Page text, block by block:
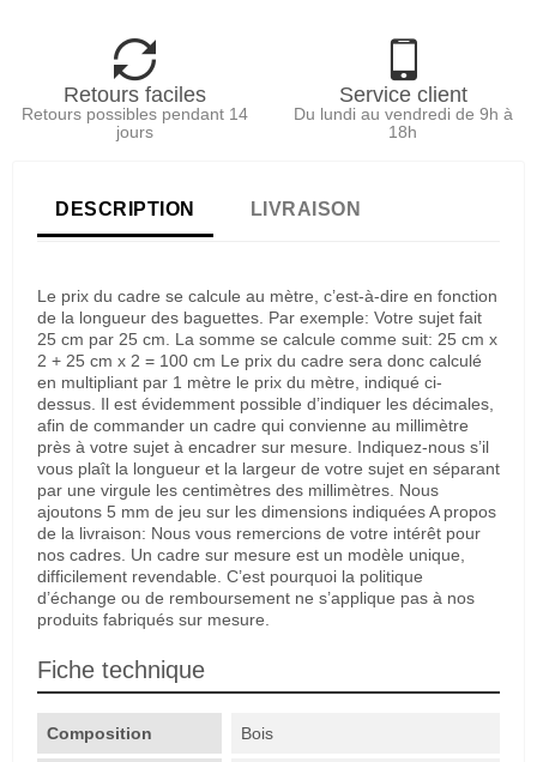
Retours faciles
Retours possibles pendant 14
jours
Service client
Du lundi au vendredi de 9h à
18h
DESCRIPTION LIVRAISON
Le prix du cadre se calcule au mètre, c’est-à-dire en fonction
de la longueur des baguettes. Par exemple: Votre sujet fait
25 cm par 25 cm. La somme se calcule comme suit: 25 cm x
2 + 25 cm x 2 = 100 cm Le prix du cadre sera donc calculé
en multipliant par 1 mètre le prix du mètre, indiqué ci-
dessus. Il est évidemment possible d’indiquer les décimales,
afin de commander un cadre qui convienne au millimètre
près à votre sujet à encadrer sur mesure. Indiquez-nous s’il
vous plaît la longueur et la largeur de votre sujet en séparant
par une virgule les centimètres des millimètres. Nous
ajoutons 5 mm de jeu sur les dimensions indiquées A propos
de la livraison: Nous vous remercions de votre intérêt pour
nos cadres. Un cadre sur mesure est un modèle unique,
difficilement revendable. C’est pourquoi la politique
d’échange ou de remboursement ne s’applique pas à nos
produits fabriqués sur mesure.
Fiche technique
Composition Bois